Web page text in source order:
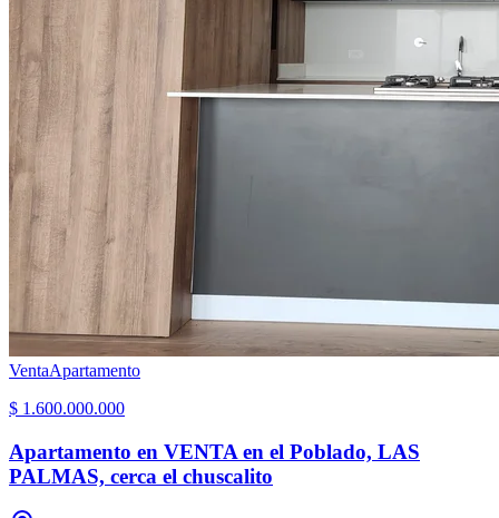
VentaApartamento
$ 1.600.000.000
Apartamento en VENTA en el Poblado, LAS
PALMAS, cerca el chuscalito